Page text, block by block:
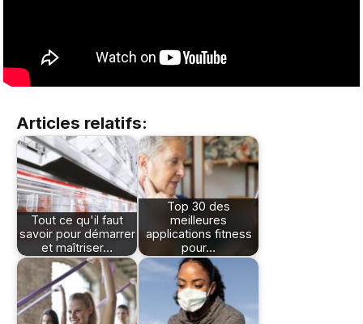
Articles relatifs:
Tout ce qu'il faut
savoir pour démarrer
et maîtriser…
Top 30 des
meilleures
applications fitness
pour…